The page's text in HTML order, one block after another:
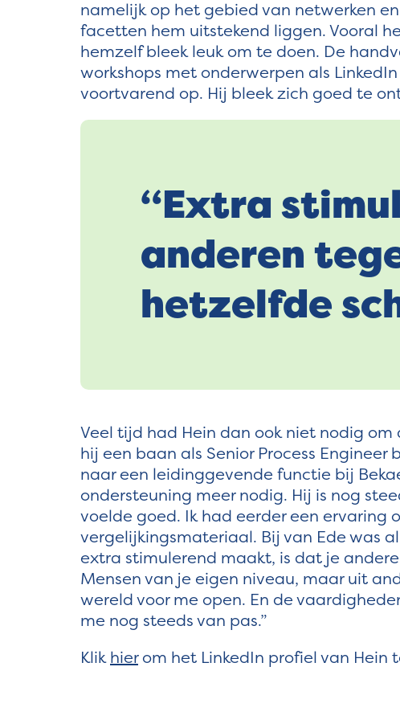
namelijk op het gebied van netwerken
facetten hem uitstekend liggen. Vooral
hemzelf bleek leuk om te doen. De
workshops met onderwerpen als
voortvarend op. Hij bleek zich goed te
“Extra
anderen
hetzelfde
Veel tijd had Hein dan ook niet nodig
hij een baan als Senior Process
naar een leidinggevende functie bij
ondersteuning meer nodig. Hij is nog
voelde goed. Ik had eerder een ervaring
vergelijkingsmateriaal. Bij van Ede was
extra stimulerend maakt, is dat je
Mensen van je eigen niveau, maar uit
wereld voor me open. En de
me nog steeds van pas.”
Klik hierom het LinkedIn profiel van Hein